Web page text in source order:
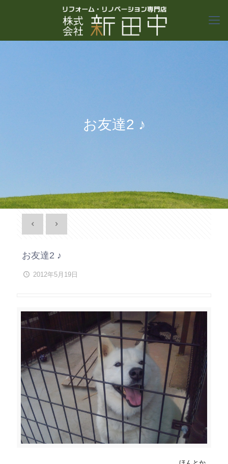
お友達2 ♪
お友達2 ♪
2012年5月19日
ほんとか